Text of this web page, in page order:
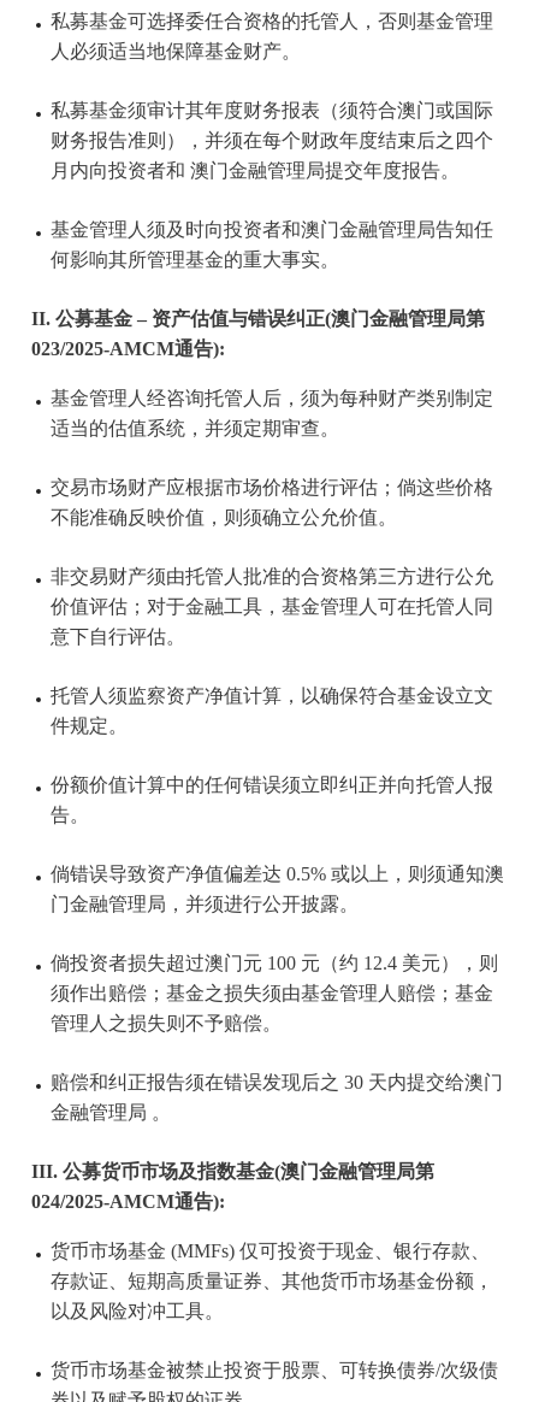
私募基金可选择委任合资格的托管人，否则基金管理
人必须适当地保障基金财产。
私募基金须审计其年度财务报表（须符合澳门或国际
财务报告准则），并须在每个财政年度结束后之四个
月内向投资者和 澳门金融管理局提交年度报告。
基金管理人须及时向投资者和澳门金融管理局告知任
何影响其所管理基金的重大事实。
II. 公募基金 – 资产估值与错误纠正(澳门金融管理局第
023/2025-AMCM通告):
基金管理人经咨询托管人后，须为每种财产类别制定
适当的估值系统，并须定期审查。
交易市场财产应根据市场价格进行评估；倘这些价格
不能准确反映价值，则须确立公允价值。
非交易财产须由托管人批准的合资格第三方进行公允
价值评估；对于金融工具，基金管理人可在托管人同
意下自行评估。
托管人须监察资产净值计算，以确保符合基金设立文
件规定。
份额价值计算中的任何错误须立即纠正并向托管人报
告。
倘错误导致资产净值偏差达 0.5% 或以上，则须通知澳
门金融管理局，并须进行公开披露。
倘投资者损失超过澳门元 100 元（约 12.4 美元），则
须作出赔偿；基金之损失须由基金管理人赔偿；基金
管理人之损失则不予赔偿。
赔偿和纠正报告须在错误发现后之 30 天内提交给澳门
金融管理局 。
III. 公募货币市场及指数基金(澳门金融管理局第
024/2025-AMCM通告):
货币市场基金 (MMFs) 仅可投资于现金、银行存款、
存款证、短期高质量证券、其他货币市场基金份额，
以及风险对冲工具。
货币市场基金被禁止投资于股票、可转换债券/次级债